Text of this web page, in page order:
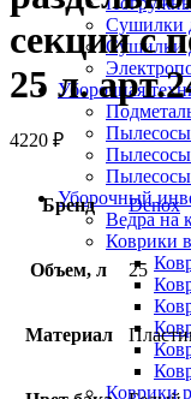
Сушилки
Сушилки
Уборочная
Пылесосы
Пылесосы
Уборочный
Ведра на
Коврики
Коврики
секции с
25 л.
4220 ₽
Бренд Denox
Объем, л 25
Материал